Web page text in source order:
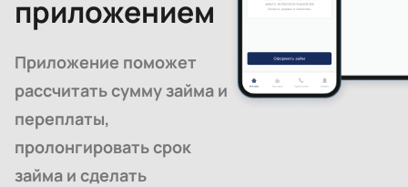
приложением
Приложение поможет
рассчитать сумму займа и
переплаты,
пролонгировать срок
займа и сделать